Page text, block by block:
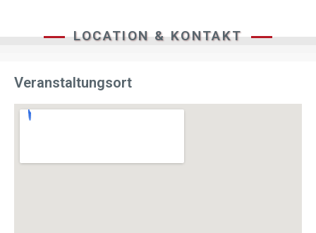
LOCATION & KONTAKT
Veranstaltungsort